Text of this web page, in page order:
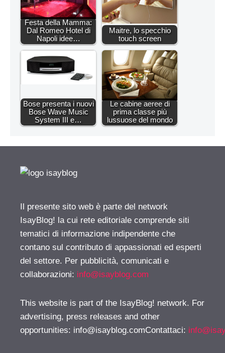
Festa della Mamma:
Dal Romeo Hotel di
Napoli idee…
Maitre, lo specchio
touch screen
Bose presenta i nuovi
Bose Wave Music
System III e…
Le cabine aeree di
prima classe più
lussuose del mondo
Il presente sito web è parte del network
IsayBlog! la cui rete editoriale comprende siti
tematici di informazione indipendente che
contano sul contributo di appassionati ed esperti
del settore. Per pubblicità, comunicati e
collaborazioni: info@isayblog.com
This website is part of the IsayBlog! network. For
advertising, press releases and other
opportunities: info@isayblog.comContattaci: